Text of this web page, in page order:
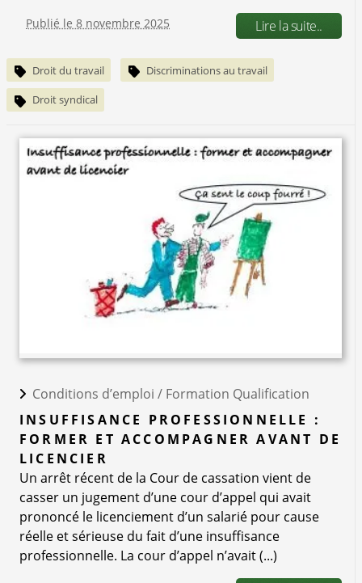
Publié le 8 novembre 2025 Lire la suite..
Droit du travail Discriminations au travail
Droit syndical
Conditions d’emploi / Formation Qualification
INSUFFISANCE PROFESSIONNELLE :
FORMER ET ACCOMPAGNER AVANT DE
LICENCIER
Un arrêt récent de la Cour de cassation vient de
casser un jugement d’une cour d’appel qui avait
prononcé le licenciement d’un salarié pour cause
réelle et sérieuse du fait d’une insuffisance
professionnelle. La cour d’appel n’avait (...)